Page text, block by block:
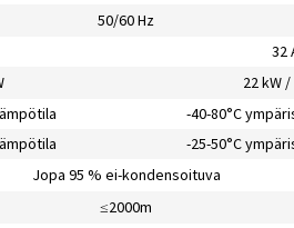
50/60 Hz
32
22 kW
-40-80°C
-25-50°C
Jopa 95 % ei-kondensoituva
≤2000m